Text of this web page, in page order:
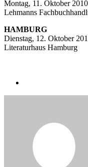
Montag, 11. Oktober
Lehmanns
HAMBURG
Dienstag, 12. Oktober
Literaturhaus Hamburg